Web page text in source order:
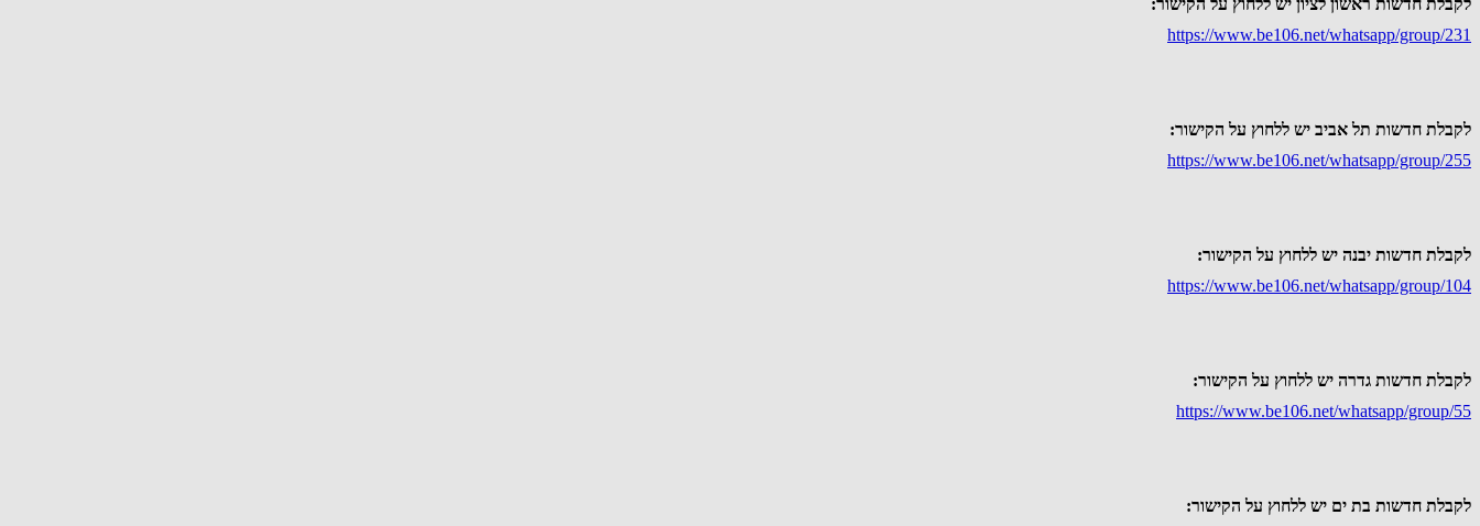
https://www.be106.net/whatsapp/group/231
לקבלת חדשות תל אביב יש ללחוץ על הקישור:
https://www.be106.net/whatsapp/group/255
לקבלת חדשות יבנה יש ללחוץ על הקישור:
https://www.be106.net/whatsapp/group/104
לקבלת חדשות גדרה יש ללחוץ על הקישור:
https://www.be106.net/whatsapp/group/55
לקבלת חדשות בת ים יש ללחוץ על הקישור: